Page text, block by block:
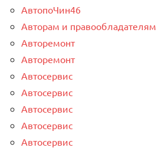
АвтопоЧин46
Авторам и правообладателям
Авторемонт
Авторемонт
Автосервис
Автосервис
Автосервис
Автосервис
Автосервис